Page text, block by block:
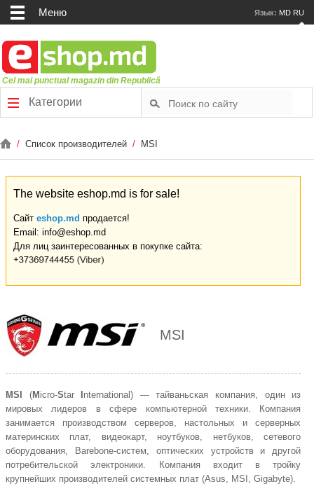
Меню Язык: MD RU
Cel mai punctual magazin din Republică
Категории
/ Список производителей / MSI
The website eshop.md is for sale!
Сайт eshop.md продается!
Email: info@eshop.md
Для лиц заинтересованных в покупке сайта:
MSI
MSI (M icro-Star
nternational) — тайваньская компания, один из
мировых лидеров в сфере компьютерной техники. Компания
занимается производством серверов, настольных и серверных
материнских плат, видеокарт, ноутбуков, нетбуков, сетевого
оборудования, Barebone-систем, оптических устройств и другой
потребительской электроники. Компания входит в тройку
крупнейших производителей системных плат (Asus, MSI, Gigabyte).